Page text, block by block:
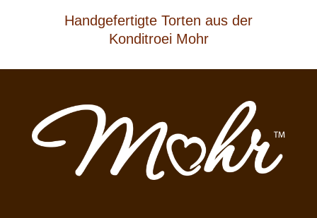
Handgefertigte Torten aus der
Konditroei Mohr